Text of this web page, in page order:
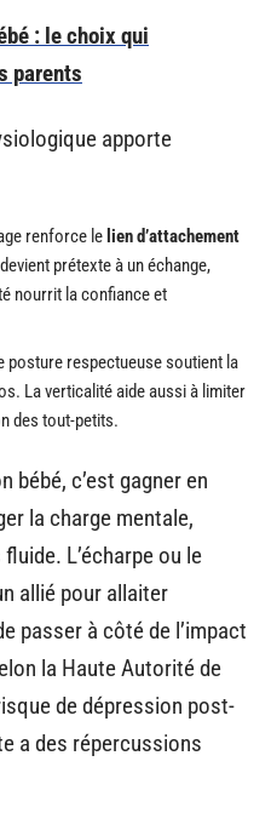
: le choix qui
parents
apporte
renforce le lien d’attachement
prétexte à un échange,
nourrit la confiance et
posture respectueuse soutient la
La verticalité aide aussi à limiter
des tout-petits.
bébé, c’est gagner en
la charge mentale,
L’écharpe ou le
allié pour allaiter
passer à côté de l’impact
la Haute Autorité de
de dépression post-
a des répercussions